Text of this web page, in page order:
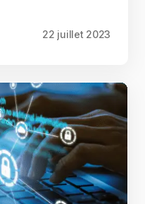
22 juillet 2023